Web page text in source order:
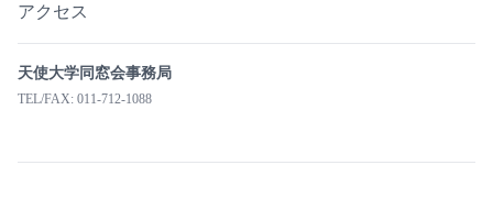
アクセス
天使大学同窓会事務局
TEL/FAX: 011-712-1088